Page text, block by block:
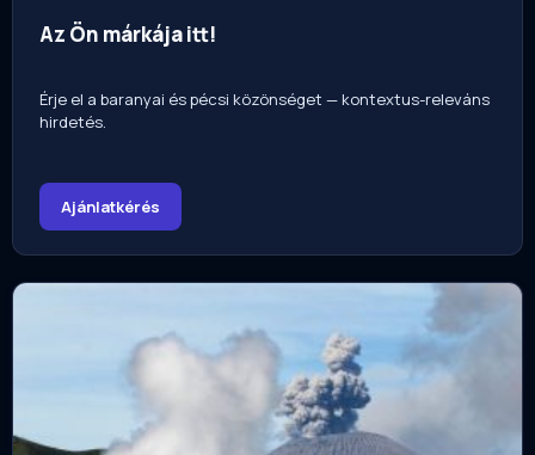
Az Ön márkája itt!
Érje el a baranyai és pécsi közönséget — kontextus-releváns
hirdetés.
Ajánlatkérés